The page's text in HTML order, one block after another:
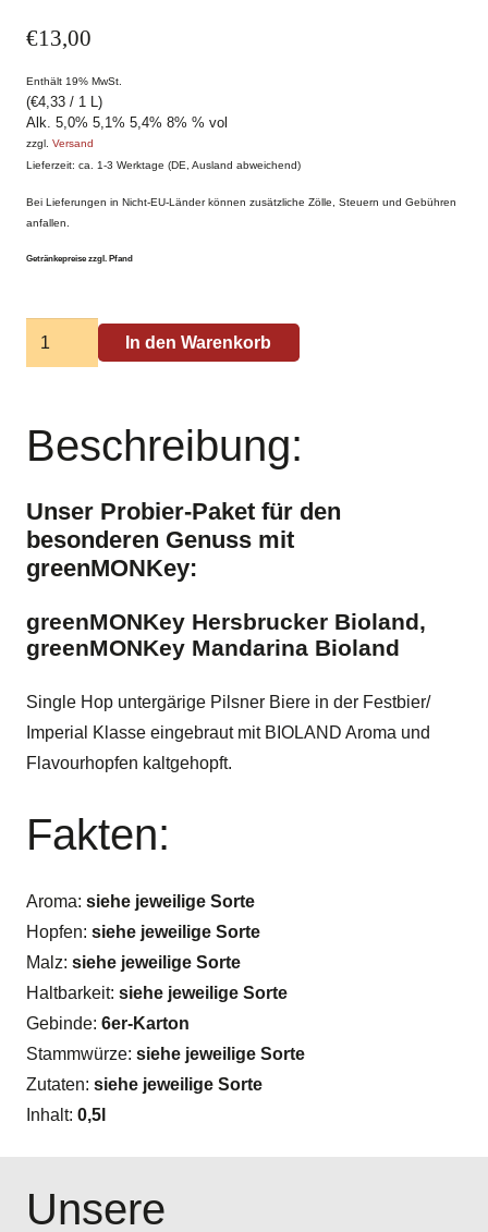
€13,00
Enthält 19% MwSt.
(€4,33 / 1 L)
Alk. 5,0% 5,1% 5,4% 8% % vol
zzgl. Versand
Lieferzeit: ca. 1-3 Werktage (DE, Ausland abweichend)
Bei Lieferungen in Nicht-EU-Länder können zusätzliche Zölle, Steuern und Gebühren
anfallen.
Getränkepreise zzgl. Pfand
SixPack
greenMONKey
In den Warenkorb
Beschreibung:
Unser Probier-Paket für den
besonderen Genuss mit
greenMONKey:
greenMONKey Hersbrucker Bioland,
greenMONKey Mandarina Bioland
Single Hop untergärige Pilsner Biere in der Festbier/
Imperial Klasse eingebraut mit BIOLAND Aroma und
Flavourhopfen kaltgehopft.
Fakten:
Aroma: siehe jeweilige Sorte
Hopfen: siehe jeweilige Sorte
Malz: siehe jeweilige Sorte
Haltbarkeit: siehe jeweilige Sorte
Gebinde: 6er-Karton
Stammwürze: siehe jeweilige Sorte
Zutaten: siehe jeweilige Sorte
Inhalt: 0,5l
Unsere